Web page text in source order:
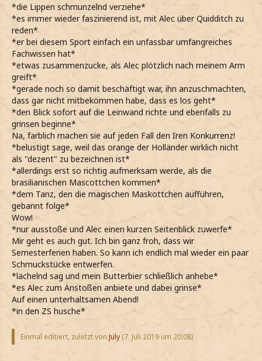
*die Lippen schmunzelnd verziehe*
*es immer wieder faszinierend ist, mit Alec über Quidditch zu
reden*
*er bei diesem Sport einfach ein unfassbar umfangreiches
Fachwissen hat*
*etwas zusammenzucke, als Alec plötzlich nach meinem Arm
greift*
*gerade noch so damit beschäftigt war, ihn anzuschmachten,
dass gar nicht mitbekommen habe, dass es los geht*
*den Blick sofort auf die Leinwand richte und ebenfalls zu
grinsen beginne*
Na, farblich machen sie auf jeden Fall den Iren Konkurrenz!
*belustigt sage, weil das orange der Holländer wirklich nicht
als "dezent" zu bezeichnen ist*
*allerdings erst so richtig aufmerksam werde, als die
brasilianischen Mascottchen kommen*
*dem Tanz, den die magischen Maskottchen aufführen,
gebannt folge*
Wow!
*nur ausstoße und Alec einen kurzen Seitenblick zuwerfe*
Mir geht es auch gut. Ich bin ganz froh, dass wir
Semesterferien haben. So kann ich endlich mal wieder ein paar
Schmuckstücke entwerfen.
*lächelnd sag und mein Butterbier schließlich anhebe*
*es Alec zum Anstoßen anbiete und dabei grinse*
Auf einen unterhaltsamen Abend!
*in den ZS husche*
Einmal editiert, zuletzt von July (7. Juli 2019 um 20:08)